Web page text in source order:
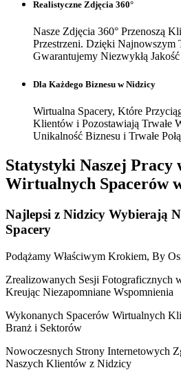
Realistyczne Zdjęcia 360°
Nasze Zdjęcia 360° Przenoszą
Przestrzeni. Dzięki Najnowszym
Gwarantujemy Niezwykłą
Dla Każdego Biznesu w Nidzicy
Wirtualna Spacery, Które
Klientów i Pozostawiają Trwałe
Unikalność Biznesu i Trwałe
Statystyki Naszej Pracy
Wirtualnych Spacerów
Najlepsi z Nidzicy Wybierają
Spacery
Podążamy Właściwym Krokiem, By
Zrealizowanych Sesji Fotograficznych
Kreując Niezapomniane Wspomnienia
Wykonanych Spacerów Wirtualnych
Branż i Sektorów
Nowoczesnych Strony Internetowych
Naszych Klientów z Nidzicy